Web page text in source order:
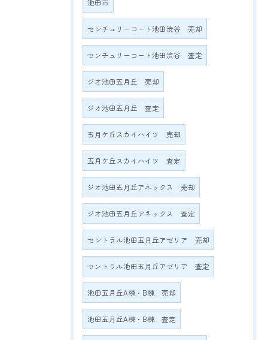
池田市
センチュリーコート池田渋谷 売却
センチュリーコート池田渋谷 査定
ジオ池田五月丘 売却
ジオ池田五月丘 査定
五月ケ丘スカイハイツ 売却
五月ケ丘スカイハイツ 査定
ジオ池田五月丘アネックス 売却
ジオ池田五月丘アネックス 査定
セントラル池田五月丘アゼリア 売却
セントラル池田五月丘アゼリア 査定
池田五月丘A棟・B棟 売却
池田五月丘A棟・B棟 査定